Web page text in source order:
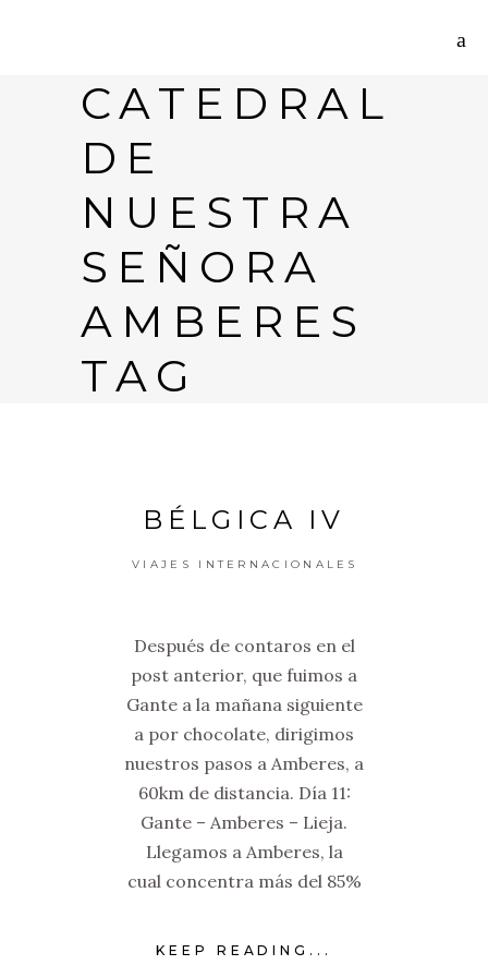
CATEDRAL
DE
NUESTRA
SEÑORA
AMBERES
TAG
BÉLGICA IV
VIAJES INTERNACIONALES
Después de contaros en el
post anterior, que fuimos a
Gante a la mañana siguiente
a por chocolate, dirigimos
nuestros pasos a Amberes, a
60km de distancia. Día 11:
Gante – Amberes – Lieja.
Llegamos a Amberes, la
cual concentra más del 85%
KEEP READING...